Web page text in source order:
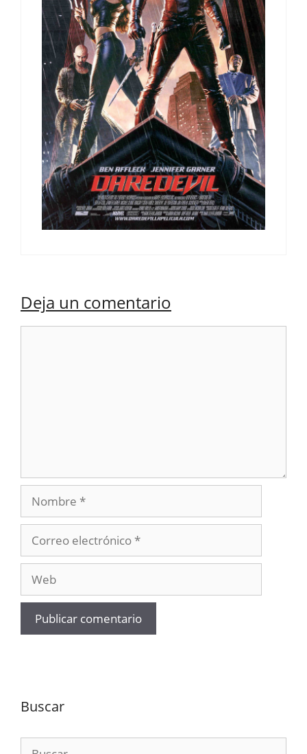
Deja un comentario
Nombre
electrónico
Buscar